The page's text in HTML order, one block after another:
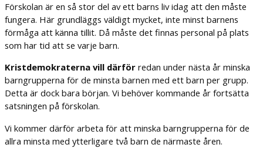
Förskolan är en så stor del av ett barns liv idag att den måste
fungera. Här grundläggs väldigt mycket, inte minst barnens
förmåga att känna tillit. Då måste det finnas personal på plats
som har tid att se varje barn.
Kristdemokraterna vill därförredan under nästa år minska
barngrupperna för de minsta barnen med ett barn per grupp.
Detta är dock bara början. Vi behöver kommande år fortsätta
satsningen på förskolan.
Vi kommer därför arbeta för att minska barngrupperna för de
allra minsta med ytterligare två barn de närmaste åren.